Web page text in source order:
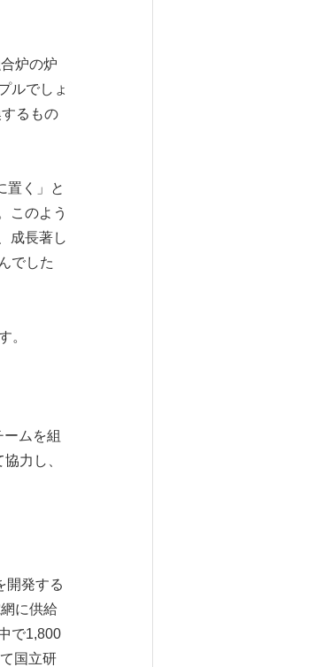
炉の炉
ルでしょ
るもの
置く」と
このよう
成長著し
でした
。
ムを組
力し、
開発する
に供給
で1,800
国立研